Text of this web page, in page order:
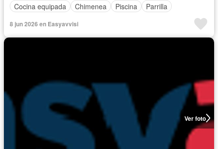
Cocina equipada
Chimenea Piscina Parrilla
8 jun 2026 en Easyavvisi
Ver foto